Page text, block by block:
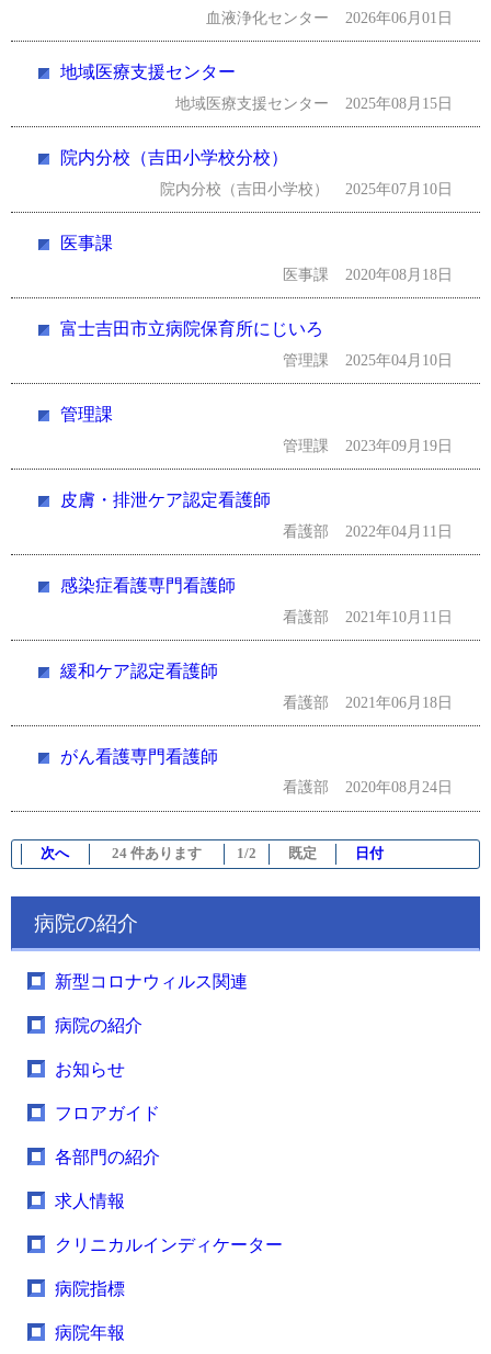
血液浄化センター 2026年06月01日
地域医療支援センター
地域医療支援センター 2025年08月15日
院内分校（吉田小学校分校）
院内分校（吉田小学校） 2025年07月10日
医事課
医事課 2020年08月18日
富士吉田市立病院保育所にじいろ
管理課 2025年04月10日
管理課
管理課 2023年09月19日
皮膚・排泄ケア認定看護師
看護部 2022年04月11日
感染症看護専門看護師
看護部 2021年10月11日
緩和ケア認定看護師
看護部 2021年06月18日
がん看護専門看護師
看護部 2020年08月24日
次へ 24 件あります 1/2 既定 日付
病院の紹介
新型コロナウィルス関連
病院の紹介
お知らせ
フロアガイド
各部門の紹介
求人情報
クリニカルインディケーター
病院指標
病院年報